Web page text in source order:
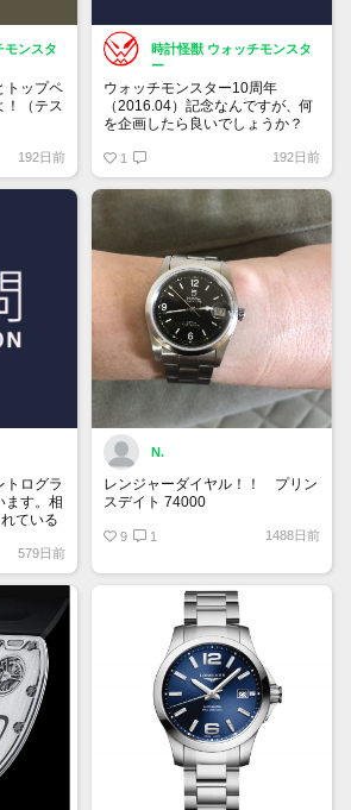
モンスタ
トップペ
！（テス
192日前
時計怪獣 ウォッチモンスタ
ー
ウォッチモンスター10周年
（2016.04）記念なんですが、何
を企画したら良いでしょうか？
1 192日前
トログラ
ます。相
ている
れしてい
しょう
。
579日前
N.
レンジャーダイヤル！！ プリン
スデイト 74000
9 1 1488日前